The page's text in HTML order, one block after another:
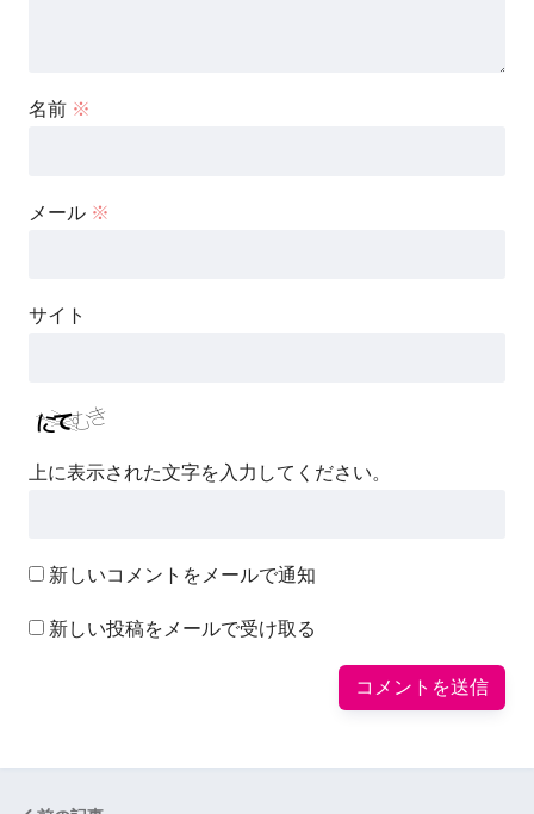
名前 ※
メール ※
サイト
上に表示された文字を入力してください。
新しいコメントをメールで通知
新しい投稿をメールで受け取る